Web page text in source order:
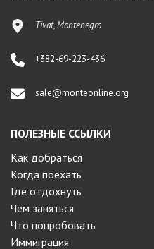
Tivat, Montenegro
+382-69-223-436
sale@monteonline.org
ПОЛЕЗНЫЕ ССЫЛКИ
Как добраться
Когда поехать
Где отдохнуть
Чем заняться
Что попробовать
Иммиграция